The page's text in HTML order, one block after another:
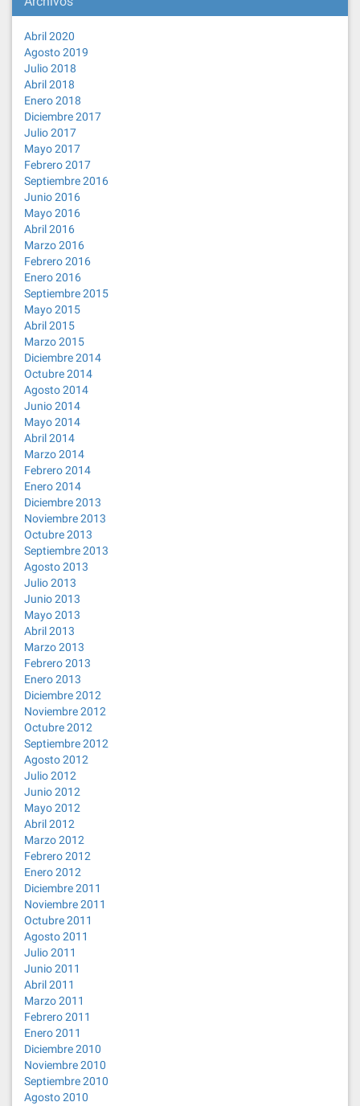
Abril 2020
Agosto 2019
Julio 2018
Abril 2018
Enero 2018
Diciembre 2017
Julio 2017
Mayo 2017
Febrero 2017
Septiembre 2016
Junio 2016
Mayo 2016
Abril 2016
Marzo 2016
Febrero 2016
Enero 2016
Septiembre 2015
Mayo 2015
Abril 2015
Marzo 2015
Diciembre 2014
Octubre 2014
Agosto 2014
Junio 2014
Mayo 2014
Abril 2014
Marzo 2014
Febrero 2014
Enero 2014
Diciembre 2013
Noviembre 2013
Octubre 2013
Septiembre 2013
Agosto 2013
Julio 2013
Junio 2013
Mayo 2013
Abril 2013
Marzo 2013
Febrero 2013
Enero 2013
Diciembre 2012
Noviembre 2012
Octubre 2012
Septiembre 2012
Agosto 2012
Julio 2012
Junio 2012
Mayo 2012
Abril 2012
Marzo 2012
Febrero 2012
Enero 2012
Diciembre 2011
Noviembre 2011
Octubre 2011
Agosto 2011
Julio 2011
Junio 2011
Abril 2011
Marzo 2011
Febrero 2011
Enero 2011
Diciembre 2010
Noviembre 2010
Septiembre 2010
Agosto 2010